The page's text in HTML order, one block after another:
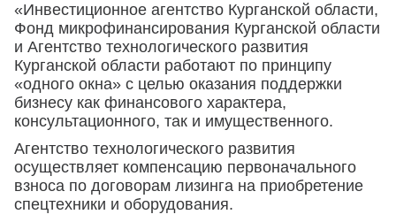
«Инвестиционное агентство Курганской области,
Фонд микрофинансирования Курганской области
и Агентство технологического развития
Курганской области работают по принципу
«одного окна» с целью оказания поддержки
бизнесу как финансового характера,
консультационного, так и имущественного.
Агентство технологического развития
осуществляет компенсацию первоначального
взноса по договорам лизинга на приобретение
спецтехники и оборудования.